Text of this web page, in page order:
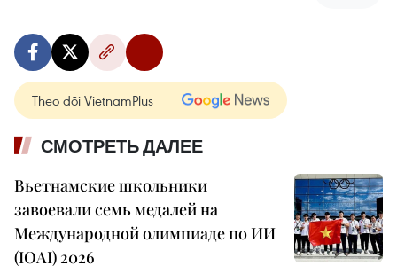
Theo dõi VietnamPlus
СМОТРЕТЬ ДАЛЕЕ
Вьетнамские школьники
завоевали семь медалей на
Международной олимпиаде по ИИ
(IOAI) 2026